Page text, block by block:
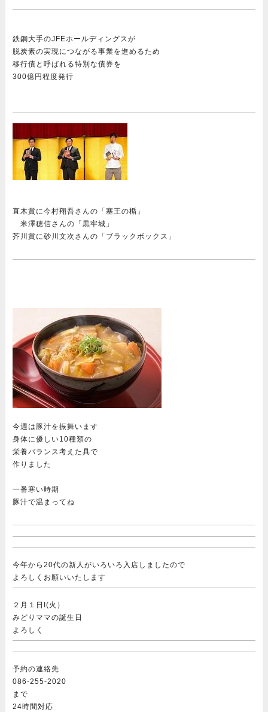
鉄鋼大手のJFEホールディングスが
脱炭素の実現につながる事業を進めるため
移行債と呼ばれる特別な債券を
300億円程度発行
直木賞に今村翔吾さんの「塞王の楯」
米澤穂信さんの「黒牢城」
芥川賞に砂川文次さんの「ブラックボックス」
今週は豚汁を振舞います
身体に優しい10種類の
栄養バランス考えた具で
作りました
一番寒い時期
豚汁で温まってね
今年から20代の新人がいろいろ入店しましたので
よろしくお願いいたします
２月１日I(火）
みどりママの誕生日
よろしく
予約の連絡先
086-255-2020
まで
24時間対応